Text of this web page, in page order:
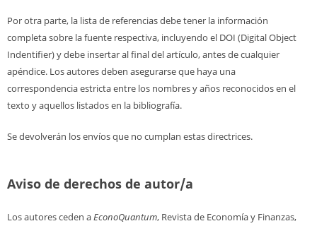
Por otra parte, la lista de referencias debe tener la información
completa sobre la fuente respectiva, incluyendo el DOI (Digital Object
Indentifier) y debe insertar al final del artículo, antes de cualquier
apéndice. Los autores deben asegurarse que haya una
correspondencia estricta entre los nombres y años reconocidos en el
texto y aquellos listados en la bibliografía.
Se devolverán los envíos que no cumplan estas directrices.
Aviso de derechos de autor/a
Los autores ceden aEconoQuantum, Revista de Economía y Finanzas,